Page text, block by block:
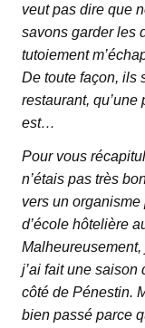
veut pas dire que
savons garder les
tutoiement
De toute façon, ils
restaurant,
est…
Pour vous
n’étais pas très
vers un organisme
d’école hôtelière
Malheureusement,
j’ai fait une saison
côté de Pénestin.
bien passé parce